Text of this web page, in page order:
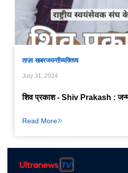
ताज़ा खबरजयन्तीव्यक्तित्व
July 31, 2024
शिव प्रकाश - Shiv Prakash :
Read More